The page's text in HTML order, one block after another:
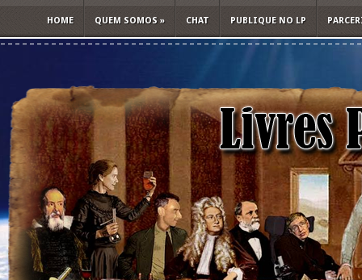
HOME QUEM SOMOS » CHAT PUBLIQUE NO LP